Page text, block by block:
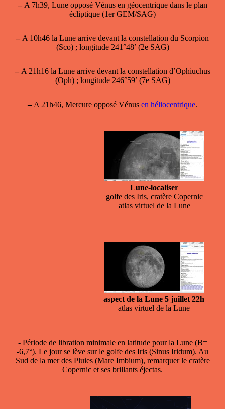
–A 7h39, Lune opposé Vénus en géocentrique dans le plan
écliptique (1er GEM/SAG)
–A 10h46 la Lune arrive devant la constellation du Scorpion
(Sco) ; longitude 241°48’ (2e SAG)
–A 21h16 la Lune arrive devant la constellation d’Ophiuchus
(Oph) ; longitude 246°59’ (7e SAG)
–A 21h46, Mercure opposé Vénus en héliocentrique.
Lune-localiser
golfe des Iris, cratère Copernic
atlas virtuel de la Lune
aspect de la Lune 5 juillet 22h
atlas virtuel de la Lune
- Période de libration minimale en latitudepour la Lune (B=
-6,7°). Le jour se lève sur le golfe des Iris (Sinus Iridum). Au
Sud de la mer des Pluies (Mare Imbium), remarquer le cratère
Copernic et ses brillants éjectas.